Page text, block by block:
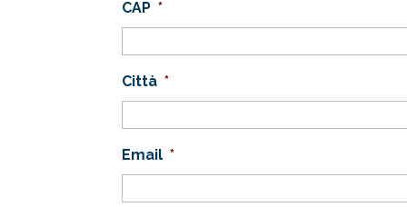
CAP *
Città *
Email *